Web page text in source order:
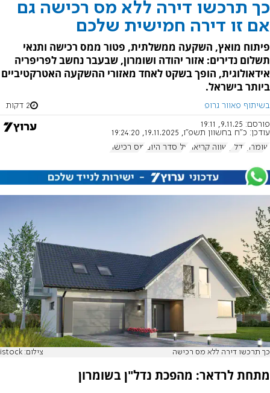
כך תרכשו דירה ללא מס רכישה גם
אם זו דירה חמישית שלכם
פיתוח מואץ, השקעה ממשלתית, פטור ממס רכישה ותנאי
תשלום נדירים: אזור יהודה ושומרון, שבעבר נחשב לפריפריה
אידאולוגית, הופך בשקט לאחד מאזורי ההשקעה האטרקטיביים
ביותר בישראל.
בשיתוף פאוור גרופ 2 דקות
פורסם: 9.11.25, 19:11
עודכן: כ"ח בחשוון תשפ"ו, 19.11.2025, 19:24:20
שומרון
נדל"ן שווה קריאה על סדר היום מס רכישה
כך תרכשו דירה ללא מס רכישה צילום: istock
מתחת לרדאר: מהפכת נדל"ן בשומרון